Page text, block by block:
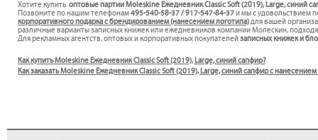
Хотите купить оптовые партии Moleskine Ежедневник Classic Soft (2019), Large, синий
Позвоните по нашим телефонам495-540-58-37 / 917-547-84-37и мы с удовольствием
корпоративного подарка с брендированием (нанесением логотипа)для вашей
различные варианты записных книжек или ежедневников компании Молескин,
Для рекламных агентств, оптовых и корпоративных покупателейзаписных книжек и
Как купить Moleskine Ежедневник Classic Soft (2019), Large, синий сапфир?
Как заказать Moleskine Ежедневник Classic Soft (2019), Large, синий сапфир с